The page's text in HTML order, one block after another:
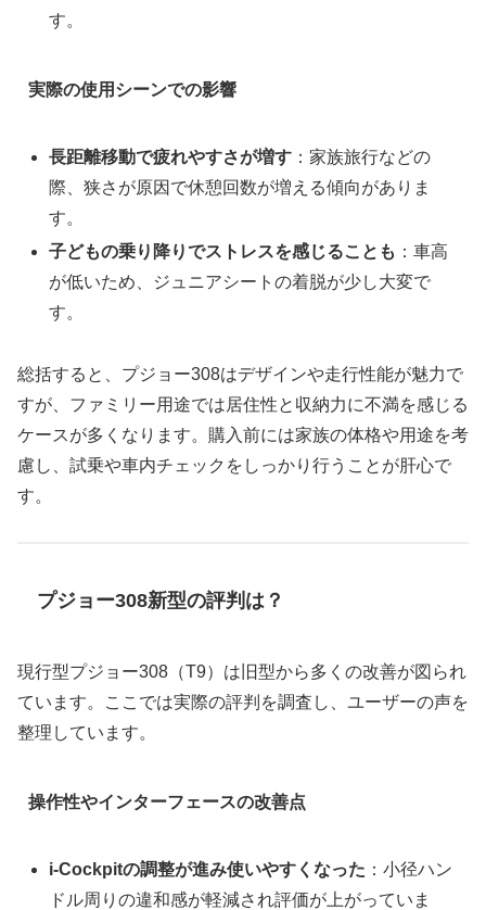
す。
実際の使用シーンでの影響
長距離移動で疲れやすさが増す ：家族旅行などの
際、狭さが原因で休憩回数が増える傾向がありま
す。
子どもの乗り降りでストレスを感じることも ：車高
が低いため、ジュニアシートの着脱が少し大変で
す。
総括すると、プジョー308はデザインや走行性能が魅力で
すが、ファミリー用途では居住性と収納力に不満を感じる
ケースが多くなります。購入前には家族の体格や用途を考
慮し、試乗や車内チェックをしっかり行うことが肝心で
す。
プジョー308新型の評判は？
現行型プジョー308（T9）は旧型から多くの改善が図られ
ています。ここでは実際の評判を調査し、ユーザーの声を
整理しています。
操作性やインターフェースの改善点
i‑Cockpitの調整が進み使いやすくなった ：小径ハン
ドル周りの違和感が軽減され評価が上がっていま